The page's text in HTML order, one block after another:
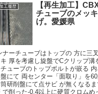
工履歴
【再生加工】
チューブのメッ
げ。愛媛県
ナーチューブはトップの 方に三
厚を考慮し旋盤でCクリップ溝
ューブのトップボルトが嵌る
にて 両センター「面取り」を
研削盤にて点サビ が無くなる
で削った-0.4以上に硬質クロムめ